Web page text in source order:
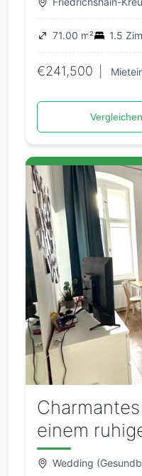
71.00 m² 1.5
€241,500
Vergleichen
einem
Wedding